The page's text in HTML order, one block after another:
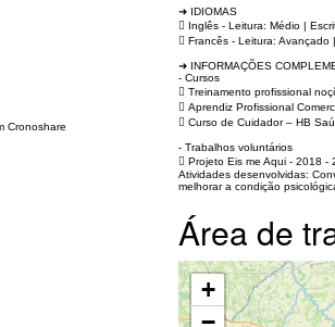
Cronoshare
➜ IDIOMAS
 Inglês - Leitura: Médio |
 Francês - Leitura:
➜ INFORMAÇÕES
- Cursos
 Treinamento profissional
 Aprendiz Profissional
 Curso de Cuidador – HB
- Trabalhos voluntários
 Projeto Eis me Aqui - 2018 -
Atividades desenvolvidas:
melhorar a condição
Área de
+